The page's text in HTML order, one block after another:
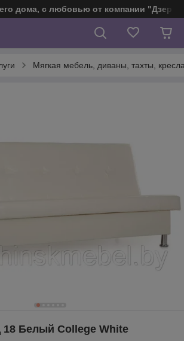
дома, с любовью от компании
Мягкая мебель, диваны, тахты,
Белый College White